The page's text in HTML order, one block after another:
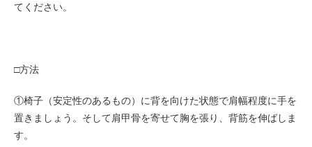
てください。
□方法
①椅子（安定性のあるもの）に背を向けた状態で肩幅程度に手を
置きましょう。そして肩甲骨を寄せて胸を張り、背筋を伸ばしま
す。